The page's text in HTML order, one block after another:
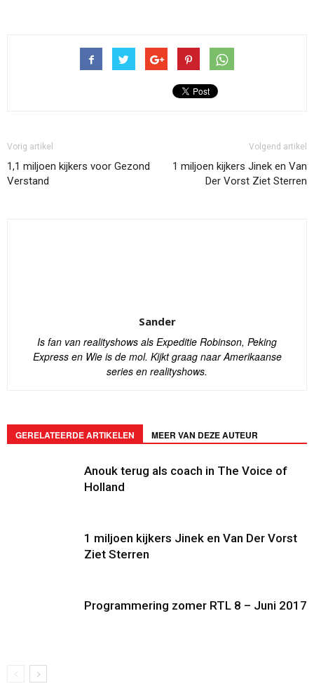
Vorig artikel
1,1 miljoen kijkers voor Gezond
Verstand
Volgend artikel
1 miljoen kijkers Jinek en Van
Der Vorst Ziet Sterren
Sander
Is fan van realityshows als Expeditie Robinson, Peking
Express en Wie is de mol. Kijkt graag naar Amerikaanse
series en realityshows.
GERELATEERDE ARTIKELEN MEER VAN DEZE AUTEUR
Anouk terug als coach in The Voice of
Holland
1 miljoen kijkers Jinek en Van Der Vorst
Ziet Sterren
Programmering zomer RTL 8 – Juni 2017